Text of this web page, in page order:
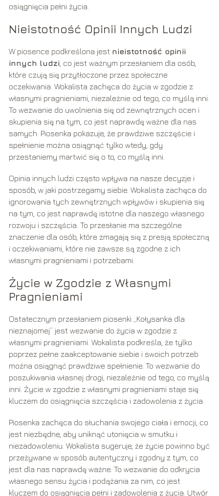
osiągnięcia pełni życia.
Nieistotność Opinii Innych Ludzi
W piosence podkreślona jest nieistotność opinii
innych ludzi , co jest ważnym przesłaniem dla osób,
które czują się przytłoczone przez społeczne
oczekiwania. Wokalista zachęca do życia w zgodzie z
własnymi pragnieniami, niezależnie od tego, co myślą inni.
To wezwanie do uwolnienia się od zewnętrznych ocen i
skupienia się na tym, co jest naprawdę ważne dla nas
samych. Piosenka pokazuje, że prawdziwe szczęście i
spełnienie można osiągnąć tylko wtedy, gdy
przestaniemy martwić się o to, co myślą inni.
Opinia innych ludzi często wpływa na nasze decyzje i
sposób, w jaki postrzegamy siebie. Wokalista zachęca do
ignorowania tych zewnętrznych wpływów i skupienia się
na tym, co jest naprawdę istotne dla naszego własnego
rozwoju i szczęścia. To przesłanie ma szczególne
znaczenie dla osób, które zmagają się z presją społeczną
i oczekiwaniami, które nie zawsze są zgodne z ich
własnymi pragnieniami i potrzebami.
Życie w Zgodzie z Własnymi
Pragnieniami
Ostatecznym przesłaniem piosenki „Kołysanka dla
nieznajomej” jest wezwanie do życia w zgodzie z
własnymi pragnieniami. Wokalista podkreśla, że tylko
poprzez pełne zaakceptowanie siebie i swoich potrzeb
można osiągnąć prawdziwe spełnienie. To wezwanie do
poszukiwania własnej drogi, niezależnie od tego, co myślą
inni. Życie w zgodzie z własnymi pragnieniami staje się
kluczem do osiągnięcia szczęścia i zadowolenia z życia.
Piosenka zachęca do słuchania swojego ciała i emocji, co
jest niezbędne, aby uniknąć utonięcia w smutku i
niezadowoleniu. Wokalista sugeruje, że życie powinno być
przeżywane w sposób autentyczny i zgodny z tym, co
jest dla nas naprawdę ważne. To wezwanie do odkrycia
własnego sensu życia i podążania za nim, co jest
kluczem do osiągnięcia pełni i zadowolenia z życia. Utwór